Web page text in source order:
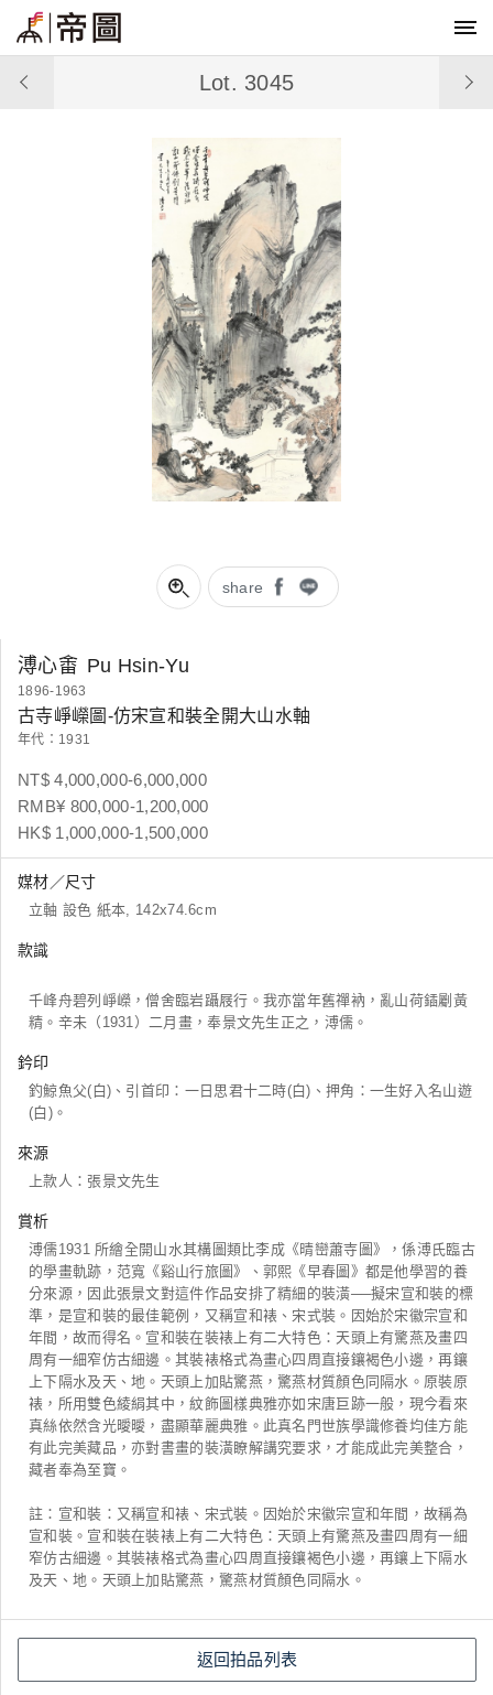
share
Lot. 3045
溥心畬 Pu Hsin-Yu
1896-1963
古寺崢嶸圖-仿宋宣和裝全開大山水軸
年代：1931
NT$ 4,000,000-6,000,000
RMB¥ 800,000-1,200,000
HK$ 1,000,000-1,500,000
媒材／尺寸
立軸 設色 紙本, 142x74.6cm
款識
千峰舟碧列崢嶸，僧舍臨岩躡屐行。我亦當年舊禪衲，亂山荷鍤劚黃
精。辛未（1931）二月畫，奉景文先生正之，溥儒。
鈐印
釣鯨魚父(白)、引首印：一日思君十二時(白)、押角：一生好入名山遊
(白)。
來源
上款人：張景文先生
賞析
溥儒1931 所繪全開山水其構圖類比李成《晴巒蕭寺圖》，係溥氏臨古
的學畫軌跡，范寬《谿山行旅圖》、郭熙《早春圖》都是他學習的養
分來源，因此張景文對這件作品安排了精細的裝潢──擬宋宣和裝的標
準，是宣和裝的最佳範例，又稱宣和裱、宋式裝。因始於宋徽宗宣和
年間，故而得名。宣和裝在裝裱上有二大特色：天頭上有驚燕及畫四
周有一細窄仿古細邊。其裝裱格式為畫心四周直接鑲褐色小邊，再鑲
上下隔水及天、地。天頭上加貼驚燕，驚燕材質顏色同隔水。原裝原
裱，所用雙色綾絹其中，紋飾圖樣典雅亦如宋唐巨跡一般，現今看來
真絲依然含光曖曖，盡顯華麗典雅。此真名門世族學識修養均佳方能
有此完美藏品，亦對書畫的裝潢瞭解講究要求，才能成此完美整合，
藏者奉為至寶。
註：宣和裝：又稱宣和裱、宋式裝。因始於宋徽宗宣和年間，故稱為
宣和裝。宣和裝在裝裱上有二大特色：天頭上有驚燕及畫四周有一細
窄仿古細邊。其裝裱格式為畫心四周直接鑲褐色小邊，再鑲上下隔水
及天、地。天頭上加貼驚燕，驚燕材質顏色同隔水。
返回拍品列表